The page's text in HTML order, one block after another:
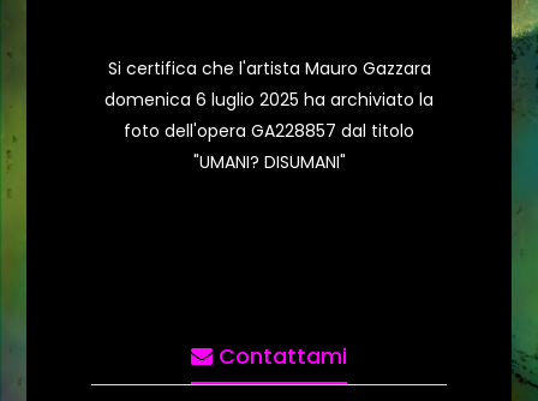
Si certifica che l'artista Mauro Gazzara
domenica 6 luglio 2025 ha archiviato la
foto dell'opera GA228857 dal titolo
"UMANI? DISUMANI"
Contattami